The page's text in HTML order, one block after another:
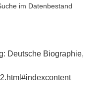
im Datenbestand
Deutsche Biographie,